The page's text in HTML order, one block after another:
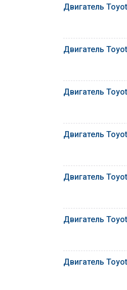
Двигатель
Двигатель
Двигатель
Двигатель
Двигатель
Двигатель
Двигатель